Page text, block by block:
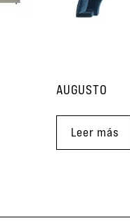
AUGUSTO
Leer más